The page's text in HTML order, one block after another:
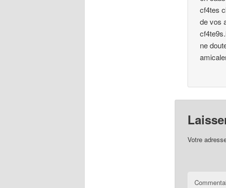
cf4tes
de vos
ne
Votre